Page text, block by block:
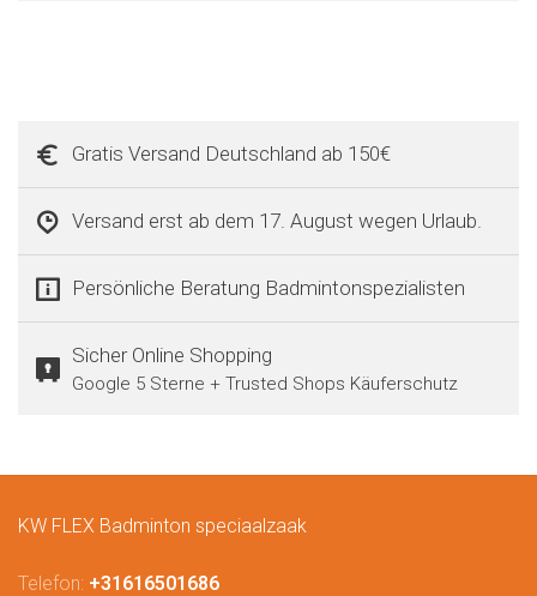
Gratis Versand Deutschland ab 150€
Versand erst ab dem 17. August wegen Urlaub.
Persönliche Beratung Badmintonspezialisten
Sicher Online Shopping
Google 5 Sterne + Trusted Shops Käuferschutz
KW FLEX Badminton speciaalzaak
Telefon: +31616501686